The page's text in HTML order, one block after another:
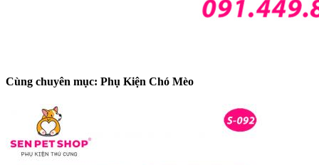
Cùng chuyên mục: Phụ Kiện Chó Mèo